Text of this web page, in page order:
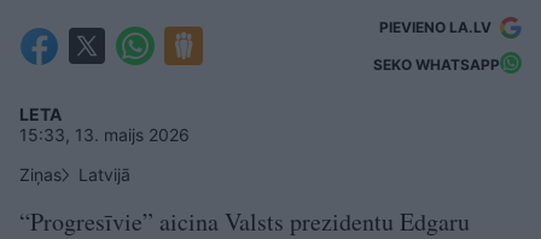
PIEVIENO LA.LV
SEKO WHATSAPP
LETA
15:33, 13. maijs 2026
Ziņas
Latvijā
“Progresīvie” aicina Valsts prezidentu Edgaru